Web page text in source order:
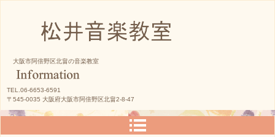
松井音楽教室
大阪市阿倍野区北畠の音楽教室
TEL.06-6653-6591
〒545-0035 大阪府大阪市阿倍野区北畠2-8-47